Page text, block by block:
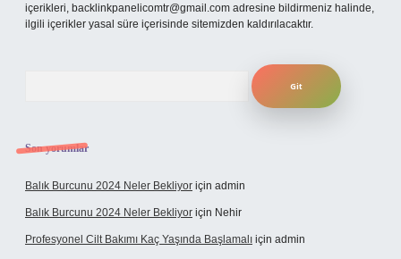
içerikleri, backlinkpanelicomtr@gmail.com adresine bildirmeniz halinde,
ilgili içerikler yasal süre içerisinde sitemizden kaldırılacaktır.
Son yorumlar
Balık Burcunu 2024 Neler Bekliyor için admin
Balık Burcunu 2024 Neler Bekliyor için Nehir
Profesyonel Cilt Bakımı Kaç Yaşında Başlamalı için admin